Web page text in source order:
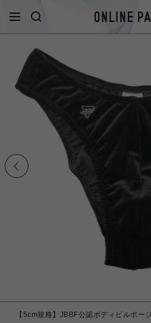
【5cm規格】JBBF公認ボディビルポー